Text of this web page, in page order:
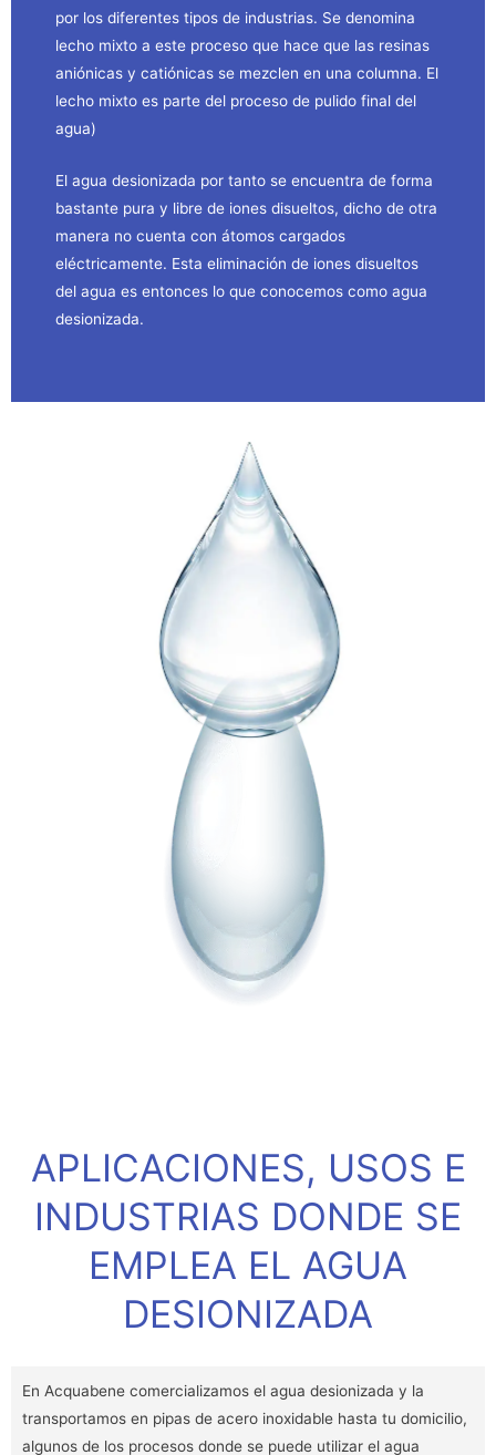
APLICACIONES, USOS E
INDUSTRIAS DONDE SE
EMPLEA EL AGUA
DESIONIZADA
por los diferentes tipos de industrias. Se denomina
lecho mixto a este proceso que hace que las resinas
aniónicas y catiónicas se mezclen en una columna. El
lecho mixto es parte del proceso de pulido final del
agua)
El agua desionizada por tanto se encuentra de forma
bastante pura y libre de iones disueltos, dicho de otra
manera no cuenta con átomos cargados
eléctricamente. Esta eliminación de iones disueltos
del agua es entonces lo que conocemos como agua
desionizada.
En Acquabene comercializamos el agua desionizada y la
transportamos en pipas de acero inoxidable hasta tu domicilio,
algunos de los procesos donde se puede utilizar el agua